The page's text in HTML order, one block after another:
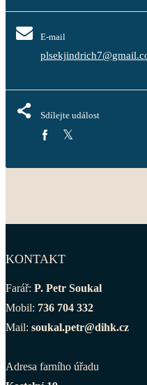
E-mail
Sdílejte událost
KONTAKT
Farář: P. Petr Soukal
Mobil: 736 704 332
Mail: soukal.petr@dihk.cz
Adresa farního úřadu